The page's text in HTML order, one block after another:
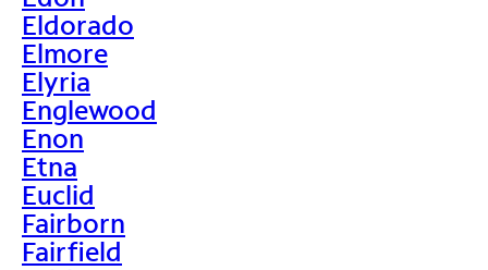
Eldorado
Elmore
Elyria
Englewood
Enon
Etna
Euclid
Fairborn
Fairfield